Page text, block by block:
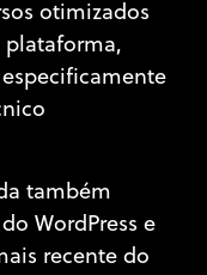
otimizados
plataforma,
também
WordPress e
recente do